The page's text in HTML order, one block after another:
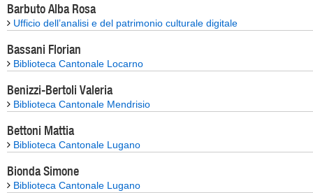
Barbuto Alba Rosa
Ufficio dell’analisi e del patrimonio culturale digitale
Bassani Florian
Biblioteca Cantonale Locarno
Benizzi-Bertoli Valeria
Biblioteca Cantonale Mendrisio
Bettoni Mattia
Biblioteca Cantonale Lugano
Bionda Simone
Biblioteca Cantonale Lugano